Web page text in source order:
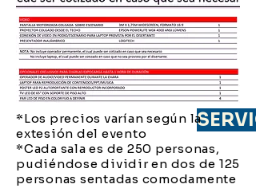
*Los precios varían según la
extesión del evento
*Cada sala es de 250 personas,
pudiéndose dividir en dos de 125
personas sentadas comodamente